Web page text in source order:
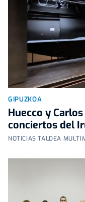
GIPUZKOA
Huecco y
conciertos del
NOTICIAS TALDEA